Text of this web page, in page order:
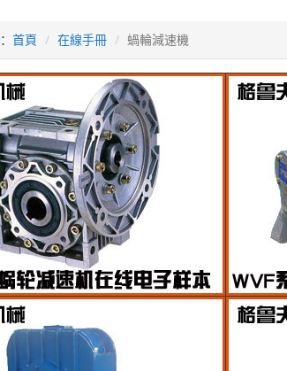
首頁 在線手冊 蝸輪減速機